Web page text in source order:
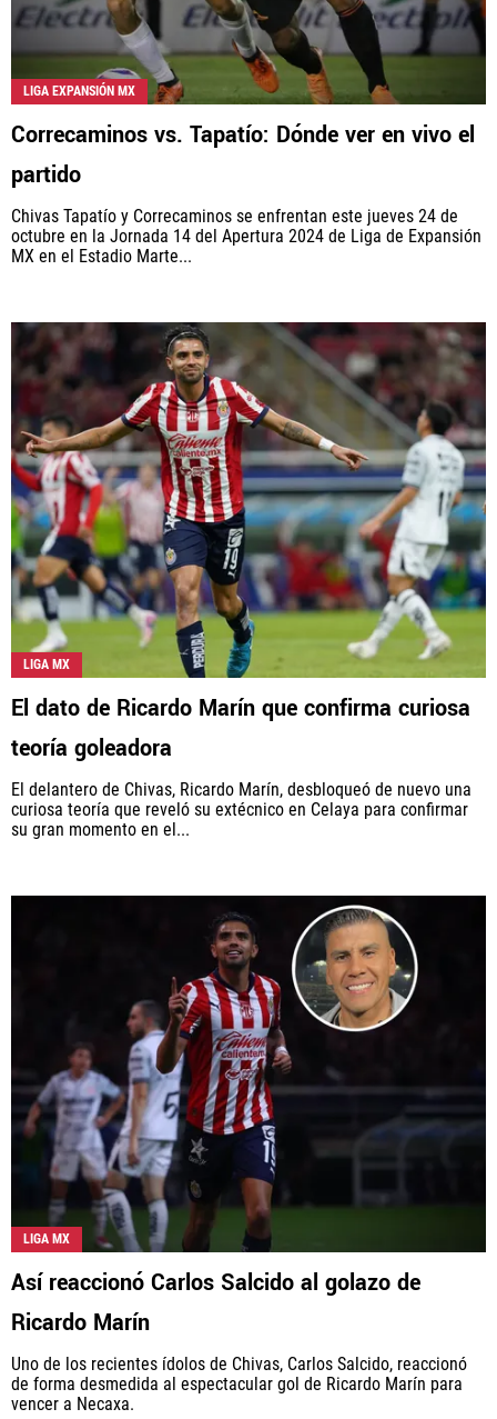
LIGA EXPANSIÓN MX
Correcaminos vs. Tapatío: Dónde ver en vivo el
partido
Chivas Tapatío y Correcaminos se enfrentan este jueves 24 de
octubre en la Jornada 14 del Apertura 2024 de Liga de Expansión
MX en el Estadio Marte...
LIGA MX
El dato de Ricardo Marín que confirma curiosa
teoría goleadora
El delantero de Chivas, Ricardo Marín, desbloqueó de nuevo una
curiosa teoría que reveló su extécnico en Celaya para confirmar
su gran momento en el...
LIGA MX
Así reaccionó Carlos Salcido al golazo de
Ricardo Marín
Uno de los recientes ídolos de Chivas, Carlos Salcido, reaccionó
de forma desmedida al espectacular gol de Ricardo Marín para
vencer a Necaxa.